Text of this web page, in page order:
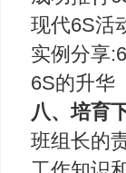
现代6S活
实例分享
6S的升华
八、培育
班组长的